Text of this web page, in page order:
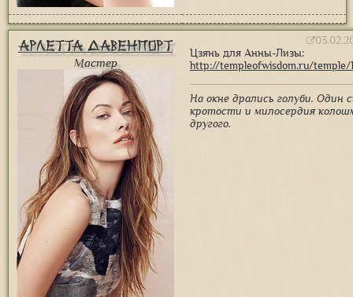
Арлетта Давенпорт
Мастер
Цзянь для Анны-Лизы:
http://templeofwisdom.ru/temple/
На окне дрались голуби. Один
кротости и милосердия
другого.